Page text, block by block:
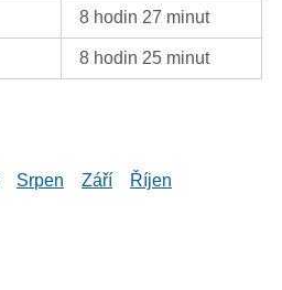
8 hodin 27 minut
8 hodin 25 minut
Srpen Září
Říjen